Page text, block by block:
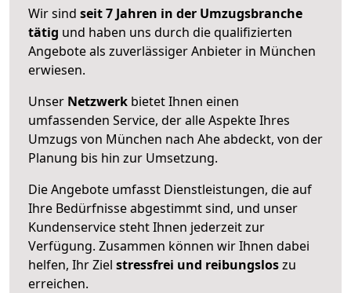
Wir sind seit 7 Jahren in der Umzugsbranche
tätig und haben uns durch die qualifizierten
Angebote als zuverlässiger Anbieter in München
erwiesen.
Unser Netzwerk bietet Ihnen einen
umfassenden Service, der alle Aspekte Ihres
Umzugs von München nach Ahe abdeckt, von der
Planung bis hin zur Umsetzung.
Die Angebote umfasst Dienstleistungen, die auf
Ihre Bedürfnisse abgestimmt sind, und unser
Kundenservice steht Ihnen jederzeit zur
Verfügung. Zusammen können wir Ihnen dabei
helfen, Ihr Ziel stressfrei und reibungsloszu
erreichen.